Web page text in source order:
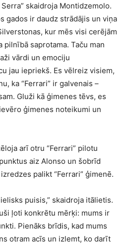
skaidroja Montidzemolo.
gados ir daudz strādājis un viņa
kur mēs visi cerējām
saprotama. Taču man
vārdi un emociju
jau iepriekš. Es vēlreiz visiem,
ka “Ferrari” ir galvenais –
Gluži kā ģimenes tēvs, es
ģimenes noteikumi un
arī otru “Ferrari” pilotu
aiz Alonso un šobrīd
palikt “Ferrari” ģimenē.
puisis,” skaidroja itālietis.
ļoti konkrētu mērķi: mums ir
Pienāks brīdis, kad mums
otram acīs un izlemt, ko darīt